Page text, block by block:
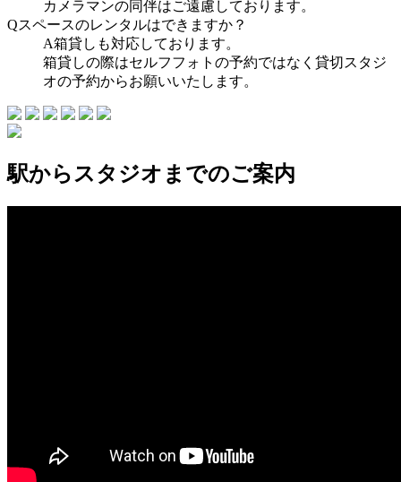
カメラマンの同伴はご遠慮しております。
Qスペースのレンタルはできますか？
A箱貸しも対応しております。
箱貸しの際はセルフフォトの予約ではなく貸切スタジ
オの予約からお願いいたします。
駅からスタジオまでのご案内